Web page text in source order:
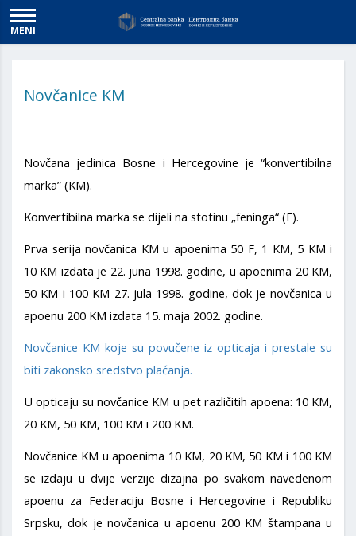
MENI
Novčanice KM
Novčana jedinica Bosne i Hercegovine je “konvertibilna
marka” (KM).
Konvertibilna marka se dijeli na stotinu „feninga“ (F).
Prva serija novčanica KM u apoenima 50 F, 1 KM, 5 KM i
10 KM izdata je 22. juna 1998. godine, u apoenima 20 KM,
50 KM i 100 KM 27. jula 1998. godine, dok je novčanica u
apoenu 200 KM izdata 15. maja 2002. godine.
Novčanice KM koje su povučene iz opticaja i prestale su
biti zakonsko sredstvo plaćanja.
U opticaju su novčanice KM u pet različitih apoena: 10 KM,
20 KM, 50 KM, 100 KM i 200 KM.
Novčanice KM u apoenima 10 KM, 20 KM, 50 KM i 100 KM
se izdaju u dvije verzije dizajna po svakom navedenom
apoenu za Federaciju Bosne i Hercegovine i Republiku
Srpsku, dok je novčanica u apoenu 200 KM štampana u